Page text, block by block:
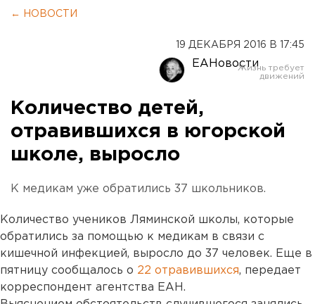
← НОВОСТИ
19 ДЕКАБРЯ 2016 В 17:45
ЕАНовости
Количество детей,
отравившихся в югорской
школе, выросло
К медикам уже обратились 37 школьников.
Количество учеников Ляминской школы, которые
обратились за помощью к медикам в связи с
кишечной инфекцией, выросло до 37 человек. Еще в
пятницу сообщалось о 22 отравившихся, передает
корреспондент агентства ЕАН.